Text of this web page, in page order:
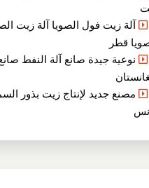
آلة زيت فول الصويا آلة زيت
قطر
نوعية جيدة صانع آلة النفط
مصنع جديد لإنتاج زيت بذور